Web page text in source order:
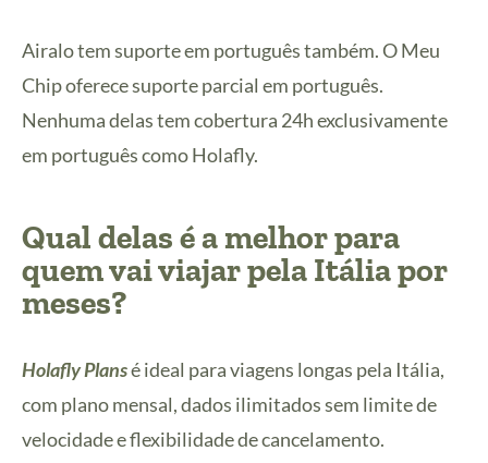
Airalo tem suporte em português também. O Meu
Chip oferece suporte parcial em português.
Nenhuma delas tem cobertura 24h exclusivamente
em português como Holafly.
Qual delas é a melhor para
quem vai viajar pela Itália por
meses?
Holafly Plansé ideal para viagens longas pela Itália,
com plano mensal, dados ilimitados sem limite de
velocidade e flexibilidade de cancelamento.